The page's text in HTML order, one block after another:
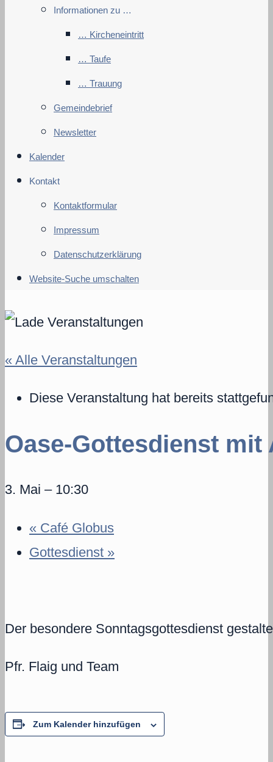
Informationen zu …
… Kircheneintritt
… Taufe
… Trauung
Gemeindebrief
Newsletter
Kalender
Kontakt
Kontaktformular
Impressum
Datenschutzerklärung
Website-Suche umschalten
« Alle Veranstaltungen
Diese Veranstaltung hat bereits
Oase-Gottesdienst mit
3. Mai – 10:30
« Café Globus
Gottesdienst »
Der besondere Sonntagsgottesdienst
Pfr. Flaig und Team
Zum Kalender hinzufügen